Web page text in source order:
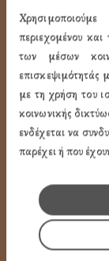
Πως
περιεχομένου
των μέσων
επισκεψιμότητάς
με τη χρήση του
κοινωνικής
ενδέχεται να
παρέχει ή που